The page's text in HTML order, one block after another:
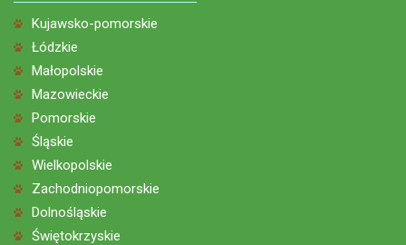
Kujawsko-pomorskie
Łódzkie
Małopolskie
Mazowieckie
Pomorskie
Śląskie
Wielkopolskie
Zachodniopomorskie
Dolnośląskie
Świętokrzyskie